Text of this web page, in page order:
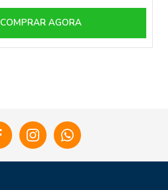
COMPRAR AGORA